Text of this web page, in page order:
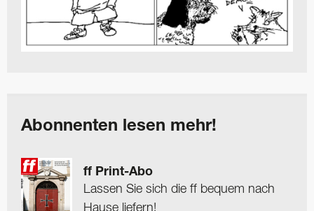
Abonnenten lesen mehr!
ff Print-Abo
Lassen Sie sich die ff bequem nach
Hause liefern!